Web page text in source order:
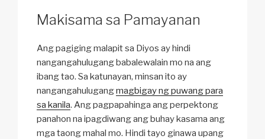
Makisama sa Pamayanan
Ang pagiging malapit sa Diyos ay hindi
nangangahulugang babalewalain mo na ang
ibang tao. Sa katunayan, minsan ito ay
nangangahulugangmagbigay ng puwang para
sa kanila. Ang pagpapahinga ang perpektong
panahon na ipagdiwang ang buhay kasama ang
mga taong mahal mo. Hindi tayo ginawa upang